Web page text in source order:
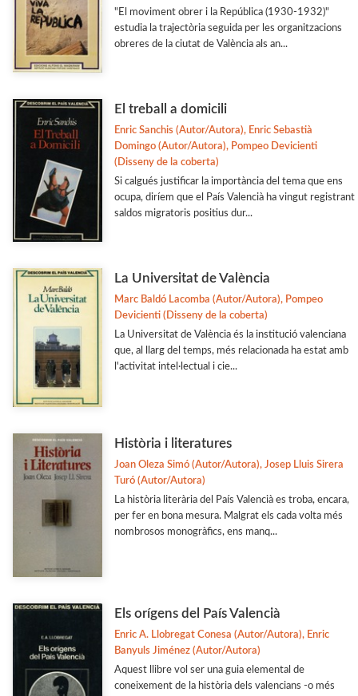
"El moviment obrer i la República (1930-1932)"
estudia la trajectòria seguida per les organitzacions
obreres de la ciutat de València als an...
El treball a domicili
Enric Sanchis (Autor/Autora), Enric Sebastià
Domingo (Autor/Autora), Pompeo Devicienti
(Disseny de la coberta)
Si calgués justificar la importància del tema que ens
ocupa, diríem que el País Valencià ha vingut registrant
saldos migratoris positius dur...
La Universitat de València
Marc Baldó Lacomba (Autor/Autora), Pompeo
Devicienti (Disseny de la coberta)
La Universitat de València és la institució valenciana
que, al llarg del temps, més relacionada ha estat amb
l'activitat intel·lectual i cie...
Història i literatures
Joan Oleza Simó (Autor/Autora), Josep Lluis Sirera
Turó (Autor/Autora)
La història literària del País Valencià es troba, encara,
per fer en bona mesura. Malgrat els cada volta més
nombrosos monogràfics, ens manq...
Els orígens del País Valencià
Enric A. Llobregat Conesa (Autor/Autora), Enric
Banyuls Jiménez (Autor/Autora)
Aquest llibre vol ser una guia elemental de
coneixement de la història dels valencians -o més